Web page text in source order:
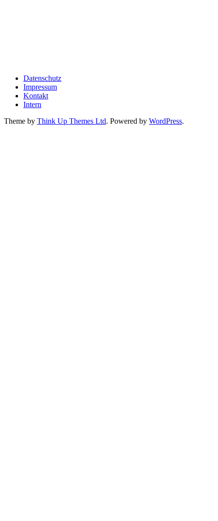
Datenschutz
Impressum
Kontakt
Intern
Theme by Think Up Themes Ltd. Powered by WordPress.